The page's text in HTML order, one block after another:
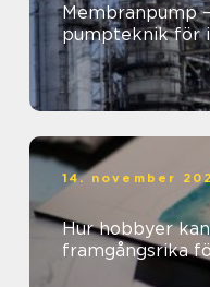
Membranpump
pumpteknik för
14. november
Hur hobbyer
framgångsrika